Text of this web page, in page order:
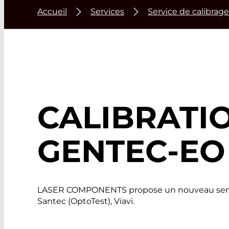
Accueil Services Service de calibrage
GENTEC-
LASER COMPONENTS propose un nouveau
Santec (OptoTest), Viavi.